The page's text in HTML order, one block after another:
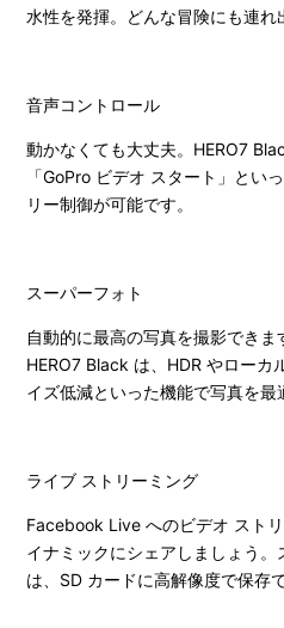
水性を発揮。どんな冒険にも連れ
音声コントロール
動かなくても大丈夫。HERO7
「GoPro ビデオ スタート」とい
リー制御が可能です。
スーパーフォト
自動的に最高の写真を撮影でき
HERO7 Black は、HDR やローカ
イズ低減といった機能で写真を最
ライブ ストリーミング
Facebook Live へのビデオ スト
イナミックにシェアしましょう
は、SD カードに高解像度で保存